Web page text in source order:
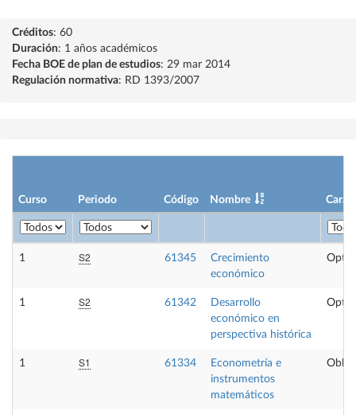
Créditos: 60
Duración: 1 años académicos
Fecha BOE de plan de estudios: 29 mar 2014
Regulación normativa: RD 1393/2007
Curso Periodo Código Nombre
1 S2 61345
Crecimiento
económico
1 S2 61342
Desarrollo
económico en
perspectiva histórica
1 S1 61334
Econometría e
instrumentos
matemáticos